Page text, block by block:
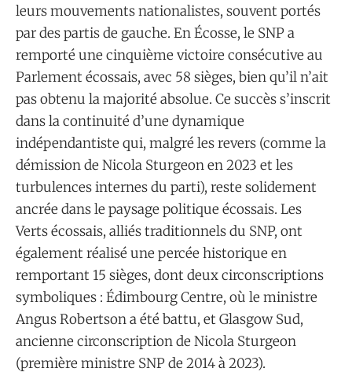
leurs mouvements nationalistes, souvent portés
par des partis de gauche. En Écosse, le SNP a
remporté une cinquième victoire consécutive au
Parlement écossais, avec 58 sièges, bien qu’il n’ait
pas obtenu la majorité absolue. Ce succès s’inscrit
dans la continuité d’une dynamique
indépendantiste qui, malgré les revers (comme la
démission de Nicola Sturgeon en 2023 et les
turbulences internes du parti), reste solidement
ancrée dans le paysage politique écossais. Les
Verts écossais, alliés traditionnels du SNP, ont
également réalisé une percée historique en
remportant 15 sièges, dont deux circonscriptions
symboliques : Édimbourg Centre, où le ministre
Angus Robertson a été battu, et Glasgow Sud,
ancienne circonscription de Nicola Sturgeon
(première ministre SNP de 2014 à 2023).